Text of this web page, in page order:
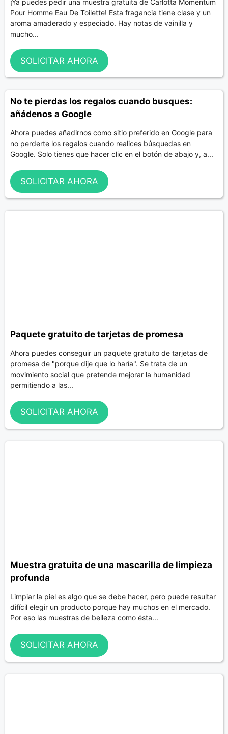
Pour Homme Eau De Toilette! Esta fragancia tiene clase y un
aroma amaderado y especiado. Hay notas de vainilla y
mucho...
SOLICITAR AHORA
No te pierdas los regalos cuando busques:
añádenos a Google
Ahora puedes añadirnos como sitio preferido en Google para
no perderte los regalos cuando realices búsquedas en
Google. Solo tienes que hacer clic en el botón de abajo y, a...
SOLICITAR AHORA
Paquete gratuito de tarjetas de promesa
Ahora puedes conseguir un paquete gratuito de tarjetas de
promesa de "porque dije que lo haría". Se trata de un
movimiento social que pretende mejorar la humanidad
permitiendo a las...
SOLICITAR AHORA
Muestra gratuita de una mascarilla de limpieza
profunda
Limpiar la piel es algo que se debe hacer, pero puede resultar
difícil elegir un producto porque hay muchos en el mercado.
Por eso las muestras de belleza como ésta...
SOLICITAR AHORA